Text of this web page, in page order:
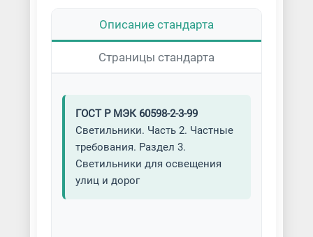
Описание стандарта
Страницы стандарта
ГОСТ Р МЭК 60598-2-3-99
Светильники. Часть 2. Частные
требования. Раздел 3.
Светильники для освещения
улиц и дорог